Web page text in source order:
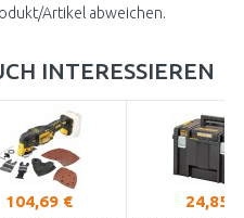
Artikel abweichen.
INTERESSIEREN
104,69 € 24,85 €